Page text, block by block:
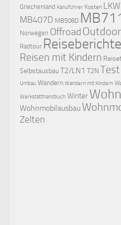
Griechenland Kanuführer Kosten LKW
MB407D MB508D
Norwegen Offroad Outdoor
Radtour Reiseberichte
Reisen mit Kindern
SelbstausbauT2/LN1 T2N Test
Umbau Wandern Wandern mit Kindern
Werkstatthandbuch Winter
Wohnmobilausbau
Zelten